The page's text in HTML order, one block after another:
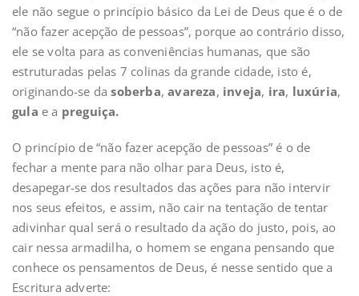
ele não segue o princípio básico da Lei de Deus que é o de
“não fazer acepção de pessoas”, porque ao contrário disso,
ele se volta para as conveniências humanas, que são
estruturadas pelas 7 colinas da grande cidade, isto é,
originando-se dasoberba,avareza, inveja, ira, luxúria,
gula e a preguiça.
O princípio de “não fazer acepção de pessoas” é o de
fechar a mente para não olhar para Deus, isto é,
desapegar-se dos resultados das ações para não intervir
nos seus efeitos, e assim, não cair na tentação de tentar
adivinhar qual será o resultado da ação do justo, pois, ao
cair nessa armadilha, o homem se engana pensando que
conhece os pensamentos de Deus, é nesse sentido que a
Escritura adverte: